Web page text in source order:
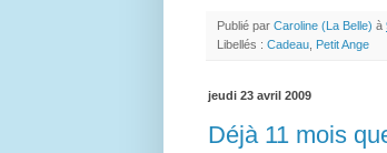
Publié par Caroline (La Belle) à
Libellés : Cadeau Petit Ange
jeudi 23 avril 2009
Déjà 11 mois